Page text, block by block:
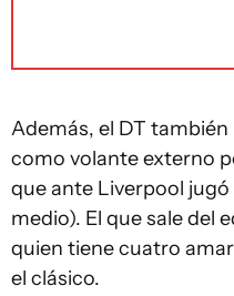
Además, el DT
como volante externo
que ante Liverpool jugó
medio). El que sale del
quien tiene cuatro
el clásico.